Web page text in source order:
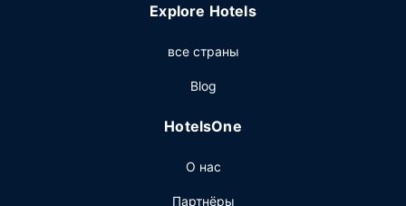
Explore Hotels
все страны
Blog
HotelsOne
О нас
Партнёры